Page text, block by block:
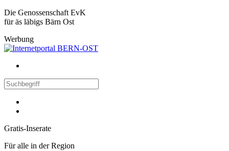
Die Genossenschaft EvK
für äs läbigs Bärn Ost
Werbung
Gratis-Inserate
Für alle in der Region